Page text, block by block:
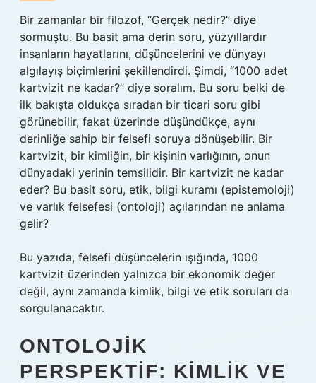
Bir zamanlar bir filozof, “Gerçek nedir?” diye
sormuştu. Bu basit ama derin soru, yüzyıllardır
insanların hayatlarını, düşüncelerini ve dünyayı
algılayış biçimlerini şekillendirdi. Şimdi, “1000 adet
kartvizit ne kadar?” diye soralım. Bu soru belki de
ilk bakışta oldukça sıradan bir ticari soru gibi
görünebilir, fakat üzerinde düşündükçe, aynı
derinliğe sahip bir felsefi soruya dönüşebilir. Bir
kartvizit, bir kimliğin, bir kişinin varlığının, onun
dünyadaki yerinin temsilidir. Bir kartvizit ne kadar
eder? Bu basit soru, etik, bilgi kuramı (epistemoloji)
ve varlık felsefesi (ontoloji) açılarından ne anlama
gelir?
Bu yazıda, felsefi düşüncelerin ışığında, 1000
kartvizit üzerinden yalnızca bir ekonomik değer
değil, aynı zamanda kimlik, bilgi ve etik soruları da
sorgulanacaktır.
ONTOLOJIK
PERSPEKTIF: KIMLIK VE